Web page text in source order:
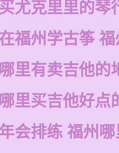
尤克里里的琴
福州学古筝
里有卖吉他的
里买吉他好点
会排练 福州